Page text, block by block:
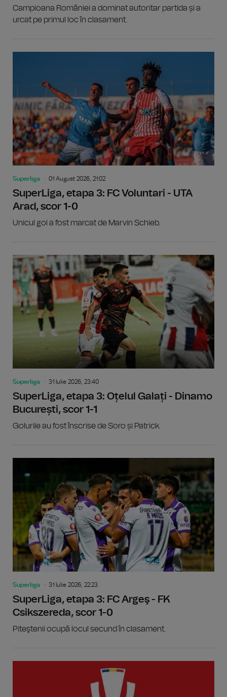
Campioana României a dominat autoritar partida și a
urcat pe primul loc în clasament.
Superliga 01 August 2026, 21:02
SuperLiga, etapa 3: FC Voluntari - UTA
Arad, scor 1-0
Unicul gol a fost marcat de Marvin Schieb.
Superliga 31 Iulie 2026, 23:40
SuperLiga, etapa 3: Oțelul Galați - Dinamo
București, scor 1-1
Golurile au fost înscrise de Soro și Patrick.
Superliga 31 Iulie 2026, 22:23
SuperLiga, etapa 3: FC Argeş - FK
Csikszereda, scor 1-0
Piteştenii ocupă locul secund în clasament.